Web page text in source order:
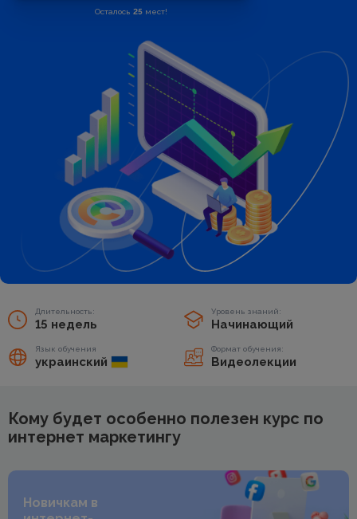
Осталось 25мест!
Длительность:
15 недель
Уровень знаний:
Начинающий
Язык обучения
украинский
Формат обучения:
Видеолекции
Кому будет особенно полезен курс по
интернет маркетингу
Новичкам в